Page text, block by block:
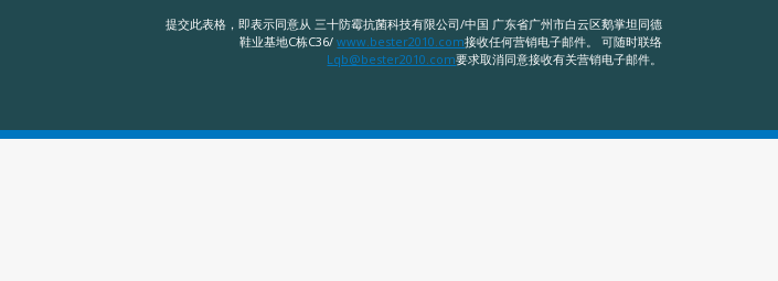
提交此表格，即表示同意从 三十防霉抗菌科技有限公司/中国 广东省广州市白云区鹅掌坦同德
鞋业基地C栋C36/www.bester2010.com接收任何营销电子邮件。 可随时联络
Lqb@bester2010.com要求取消同意接收有关营销电子邮件。